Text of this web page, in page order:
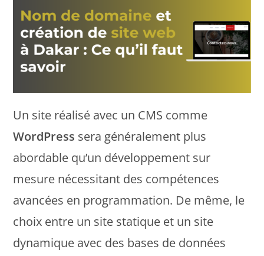
Un site réalisé avec un CMS comme
WordPress sera généralement plus
abordable qu’un développement sur
mesure nécessitant des compétences
avancées en programmation. De même, le
choix entre un site statique et un site
dynamique avec des bases de données